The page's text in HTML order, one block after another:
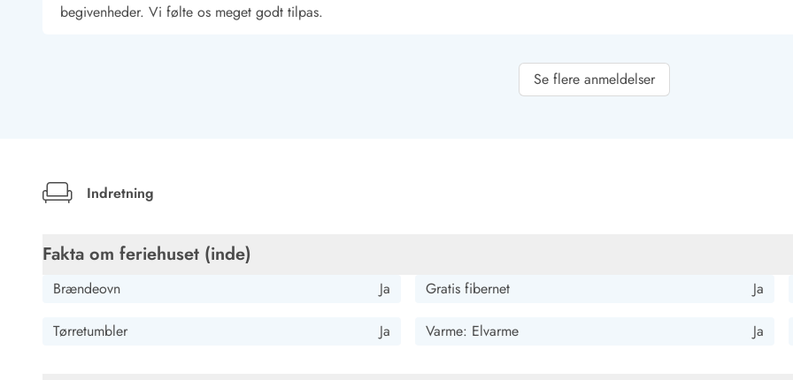
begivenheder. Vi følte os meget godt tilpas.
Maik Harder
AI Oversat (Se oprindelig)
Et vidunderligt moderne feriehus med plads til seks personer.
Sabine Parbs
Se flere anmeldelser
Indretning
Fakta om feriehuset (inde)
Brændeovn Ja Gratis fibernet Ja
Tørretumbler Ja Varme: Elvarme Ja